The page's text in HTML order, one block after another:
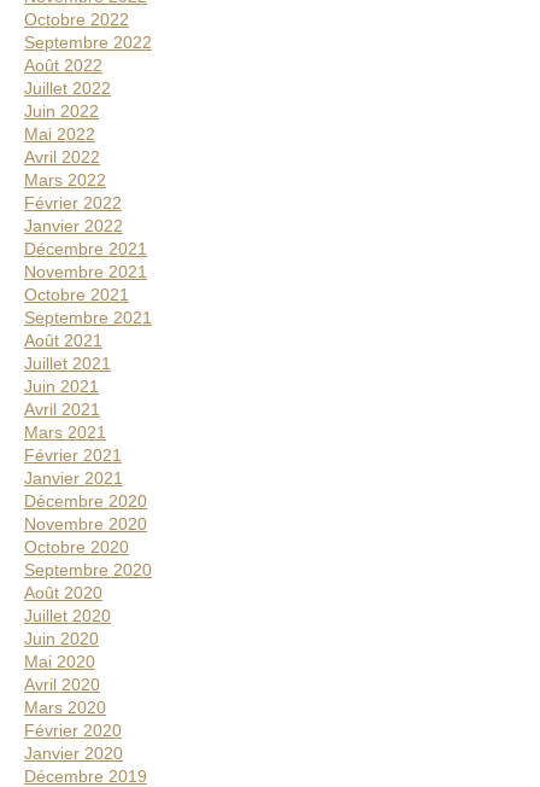
Octobre 2022
Septembre 2022
Août 2022
Juillet 2022
Juin 2022
Mai 2022
Avril 2022
Mars 2022
Février 2022
Janvier 2022
Décembre 2021
Novembre 2021
Octobre 2021
Septembre 2021
Août 2021
Juillet 2021
Juin 2021
Avril 2021
Mars 2021
Février 2021
Janvier 2021
Décembre 2020
Novembre 2020
Octobre 2020
Septembre 2020
Août 2020
Juillet 2020
Juin 2020
Mai 2020
Avril 2020
Mars 2020
Février 2020
Janvier 2020
Décembre 2019